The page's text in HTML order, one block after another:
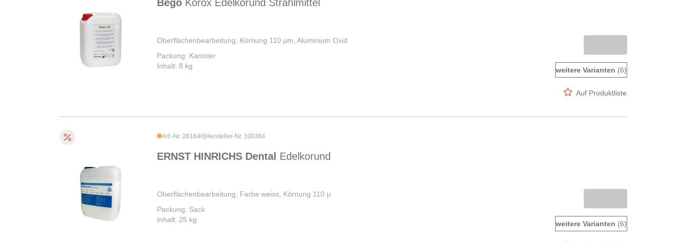
Bego Korox Edelkorund Strahlmittel
Oberflächenbearbeitung, Körnung 110 µm, Aluminium Oxid
Packung: Kanister
Inhalt: 8 kg
weitere Varianten (6)
Auf Produktliste
Art.-Nr. 261640 Hersteller-Nr. 100304
ERNST HINRICHS Dental Edelkorund
Oberflächenbearbeitung, Farbe weiss, Körnung 110 µ
Packung: Sack
Inhalt: 25 kg
weitere Varianten (6)